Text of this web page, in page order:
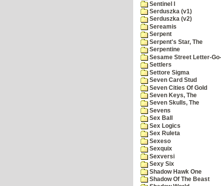
Sentinel I
Serduszka (v1)
Serduszka (v2)
Sereamis
Serpent
Serpent's Star, The
Serpentine
Sesame Street Letter-
Settlers
Settore Sigma
Seven Card Stud
Seven Cities Of Gold
Seven Keys, The
Seven Skulls, The
Sevens
Sex Ball
Sex Logics
Sex Ruleta
Sexeso
Sexquix
Sexversi
Sexy Six
Shadow Hawk One
Shadow Of The Beast